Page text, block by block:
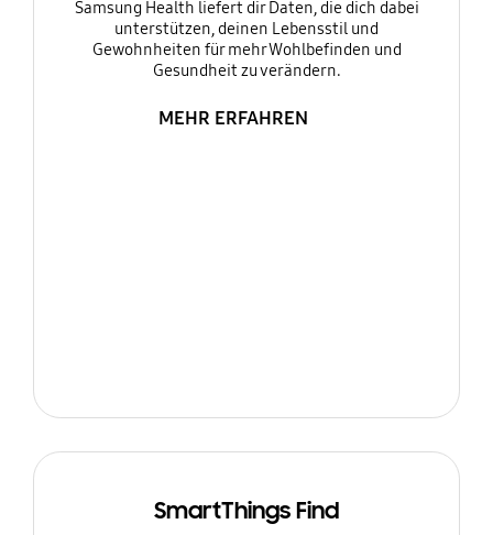
Samsung Health liefert dir Daten, die dich dabei
unterstützen, deinen Lebensstil und
Gewohnheiten für mehr Wohlbefinden und
Gesundheit zu verändern.
MEHR ERFAHREN
SmartThings Find